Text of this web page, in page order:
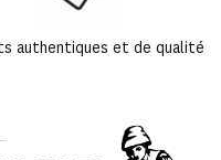
authentiques et de qualité